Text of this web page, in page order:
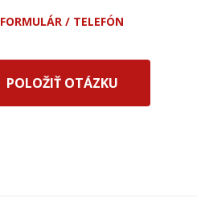
FORMULÁR / TELEFÓN
POLOŽIŤ OTÁZKU